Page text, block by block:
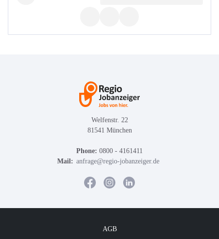
Welfenstr. 22
81541 München
Phone: 0800 - 4161411
Mail: anfrage@regio-jobanzeiger.de
AGB